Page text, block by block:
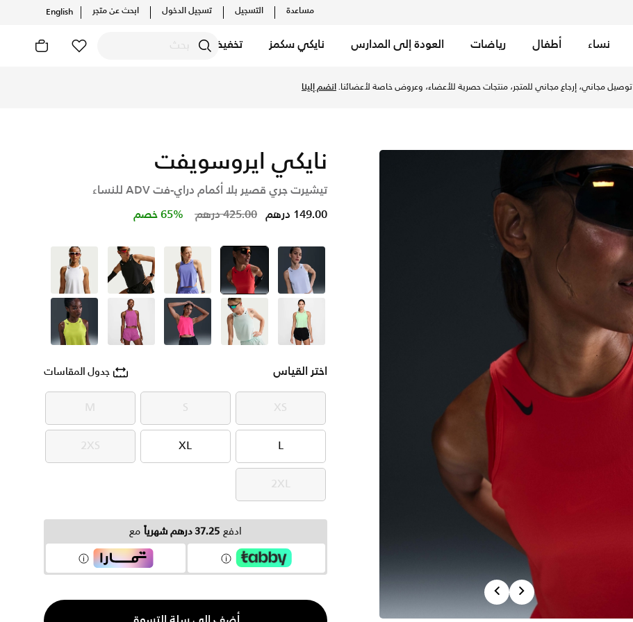
مساعدة التسجيل تسجيل الدخول ابحث عن متجر English
نساء أطفال رياضات العودة إلى المدارس نايكي سكمز تخفيضات
توصيل مجاني، إرجاع مجاني للمتجر، منتجات حصرية للأعضاء، وعروض خاصة لأعضائنا.انضم إلينا
PreviousNext
نايكي ايروسويفت
تيشيرت جري قصير بلا أكمام دراي-فت ADV للنساء
Price reduced from
425.00 درهم to 149.00 درهم 65% خصم
أزرق selected
أحمر بنفسجي أسود أبيض
أخضر أخضر وردي وردي أخضر
اختر القياس جدول المقاسات
XS
XS
S
S
M
M
L
L
XL
XL
2XS
2XS
2XL
2XL
ادفع 37.25 درهم شهرياً مع
الكمية